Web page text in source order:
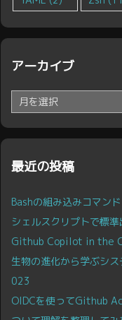
アーカイブ
ー
イ
最近の投稿
Bashの組み込みコマン
シェルスクリプトで標
Github Copilot in the
生物の進化から学ぶシ
023
OIDCを使ってGithub